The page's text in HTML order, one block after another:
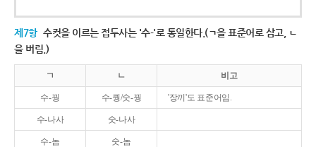
제7항 수컷을 이르는 접두사는 '수-'로 통일한다.(ㄱ을 표준어로 삼고, ㄴ
을 버림.)
ㄱ ㄴ 비고
수-꿩 수-퀑/숫-꿩 '장끼'도 표준어임.
수-나사 숫-나사
수-놈 숫-놈